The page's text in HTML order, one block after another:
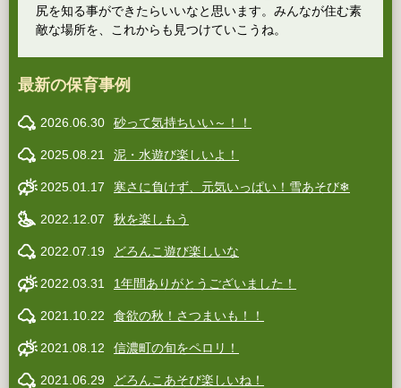
尻を知る事ができたらいいなと思います。みんなが住む素
敵な場所を、これからも見つけていこうね。
最新の保育事例
2026.06.30 砂って気持ちいい～！！
2025.08.21 泥・水遊び楽しいよ！
2025.01.17 寒さに負けず、元気いっぱい！雪あそび❄
2022.12.07 秋を楽しもう
2022.07.19 どろんこ遊び楽しいな
2022.03.31 1年間ありがとうございました！
2021.10.22 食欲の秋！さつまいも！！
2021.08.12 信濃町の旬をペロリ！
2021.06.29 どろんこあそび楽しいね！